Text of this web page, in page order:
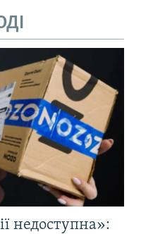
недоступна»: